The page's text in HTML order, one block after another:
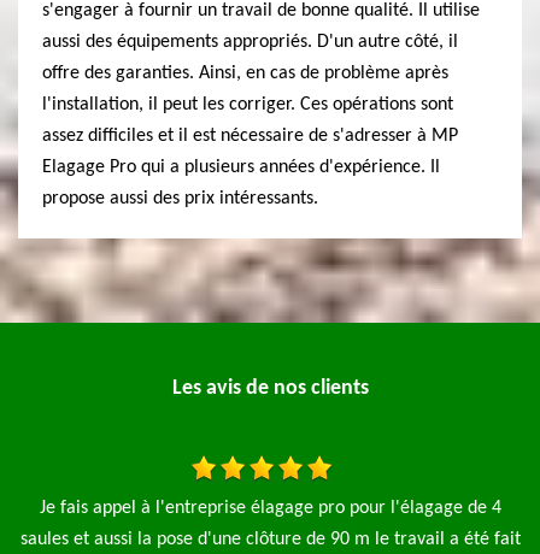
s'engager à fournir un travail de bonne qualité. Il utilise
aussi des équipements appropriés. D'un autre côté, il
offre des garanties. Ainsi, en cas de problème après
l'installation, il peut les corriger. Ces opérations sont
assez difficiles et il est nécessaire de s'adresser à MP
Elagage Pro qui a plusieurs années d'expérience. Il
propose aussi des prix intéressants.
Les avis de nos clients
fait
J’ai fait appel à l’entreprise MP élagage pour la tonte d’une
pelouse et l’abattage d’une avec l’enlèvement des déchets